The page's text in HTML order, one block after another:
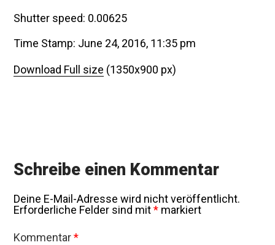
Shutter speed: 0.00625
Time Stamp: June 24, 2016, 11:35 pm
Download Full size (1350x900 px)
Schreibe einen Kommentar
Deine E-Mail-Adresse wird nicht veröffentlicht.
Erforderliche Felder sind mit* markiert
Kommentar*